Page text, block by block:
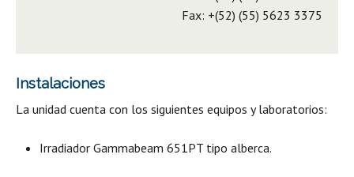
Fax: +(52) (55) 5623 3375
Instalaciones
La unidad cuenta con los siguientes equipos y laboratorios:
Irradiador Gammabeam 651PT tipo alberca.